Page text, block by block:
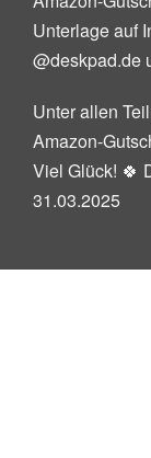
Unterlage auf
@deskpad.de
Unter allen
Amazon-
Viel Glück! 🍀
31.03.2025